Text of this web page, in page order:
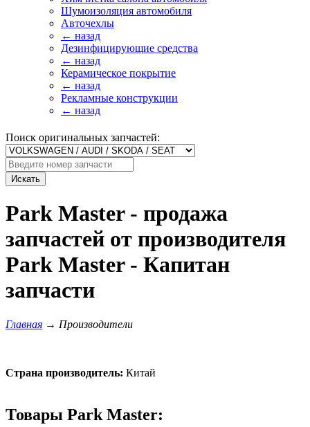
Шумоизоляция автомобиля
Авточехлы
← назад
Дезинфицирующие средства
← назад
Керамическое покрытие
← назад
Рекламные конструкции
← назад
Поиск оригинальных запчастей:
Искать
Park Master - продажа
запчастей от производителя
Park Master - Капитан
запчасти
Главная → Производители
Страна производитель: Китай
Товары Park Master: